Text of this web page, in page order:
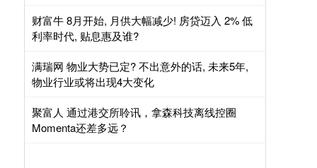
财富牛 8月开始, 月供大幅减少! 房贷迈入 2% 低
利率时代, 贴息惠及谁?
满瑞网 物业大势已定? 不出意外的话, 未来5年,
物业行业或将出现4大变化
聚富人 通过港交所聆讯，拿森科技离线控圈
Momenta还差多远？